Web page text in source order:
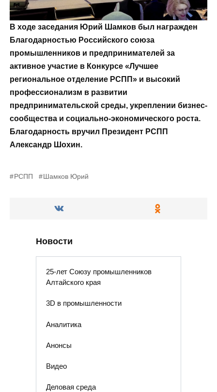
В ходе заседания Юрий Шамков был награжден
Благодарностью Российского союза
промышленников и предпринимателей за
активное участие в Конкурсе «Лучшее
региональное отделение РСПП» и высокий
профессионализм в развитии
предпринимательской среды, укреплении бизнес-
сообщества и социально-экономического роста.
Благодарность вручил Президент РСПП
Александр Шохин.
РСПП Шамков Юрий
Новости
25-лет Союзу промышленников
Алтайского края
3D в промышленности
Аналитика
Анонсы
Видео
Деловая среда